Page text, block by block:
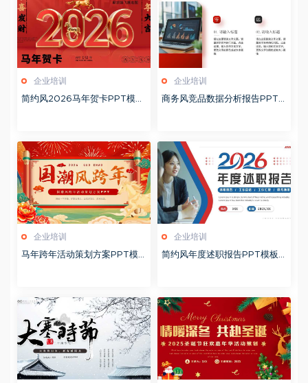
企业培训
简约风2026马年贺卡PPT模板
企业培训
商务风竞品数据分析报告PPT
企业培训
马年跨年活动策划方案PPT模
企业培训
简约风年度述职报告PPT模板2